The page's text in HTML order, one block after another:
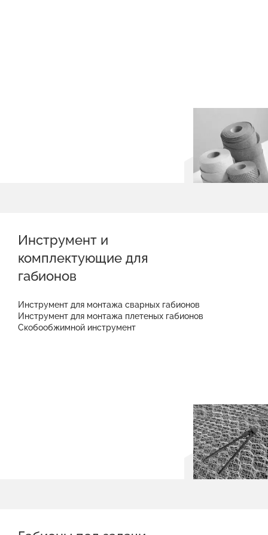
Инструмент и
комплектующие для
габионов
Инструмент для монтажа сварных габионов
Инструмент для монтажа плетеных габионов
Скобообжимной инструмент